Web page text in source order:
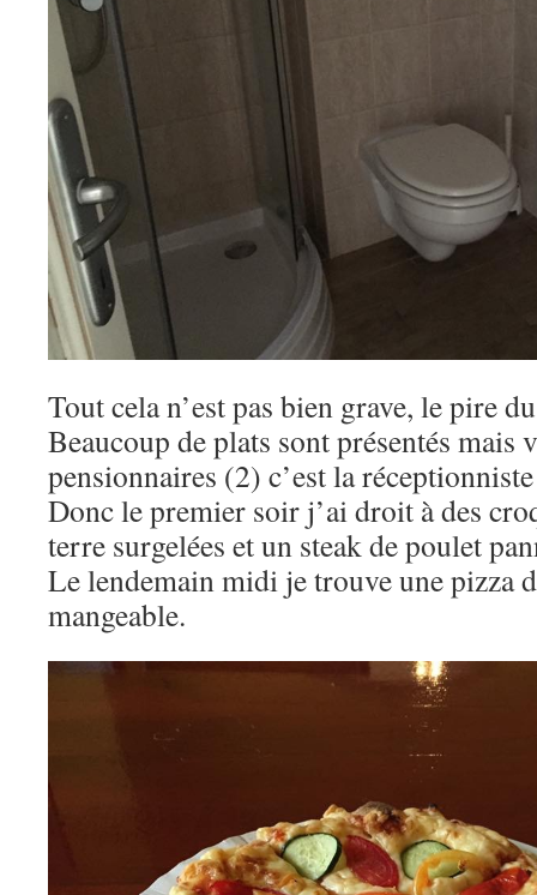
Tout cela n’est pas bien grave, le pire
Beaucoup de plats sont présentés mais
pensionnaires (2) c’est la
Donc le premier soir j’ai droit à des
terre surgelées et un steak de poulet
Le lendemain midi je trouve une pizza
mangeable.